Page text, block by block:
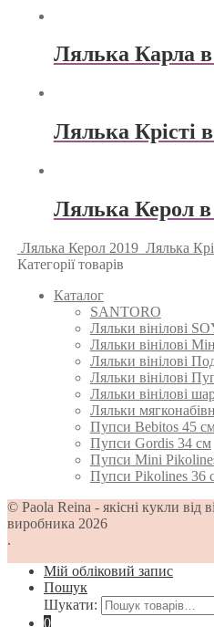
Лялька Карла
Лялька Крісті
Лялька Керол
Лялька Керол 2019 Лялька
Категорії товарів
Каталог
SANTORO
Ляльки вінілові
Ляльки вінілові
Ляльки вінілові
Ляльки вінілові
Ляльки вінілові
Ляльки
Пупси Bebitos 45
Пупси Gordis 34 см
Пупси Mini
Пупси Pikolines 36
© Paola Reina - якісні кукли від
виробника 2026
.
Мій обліковий запис
Пошук
Шукати:
0